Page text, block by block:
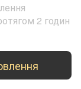
2 годин